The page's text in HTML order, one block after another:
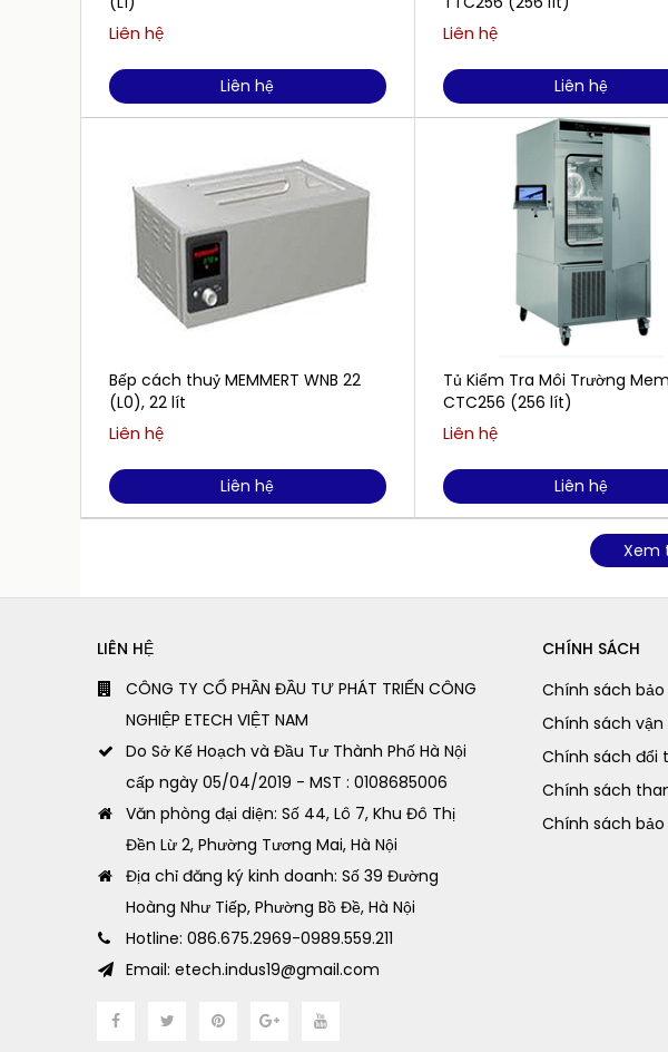
Liên hệ
Liên hệ
Bếp cách thuỷ MEMMERT WNB 22
(L0), 22 lít
Liên hệ
Liên hệ
Liên hệ
Liên hệ
Tủ Kiểm Tra Môi Trường
CTC256 (256 lít)
Liên hệ
Liên hệ
Xem
LIÊN HỆ
CÔNG TY CỔ PHẦN ĐẦU TƯ PHÁT TRIỂN CÔNG
NGHIỆP ETECH VIỆT NAM
Do Sở Kế Hoạch và Đầu Tư Thành Phố Hà Nội
cấp ngày 05/04/2019 - MST : 0108685006
Văn phòng đại diện: Số 44, Lô 7, Khu Đô Thị
Đền Lừ 2, Phường Tương Mai, Hà Nội
Địa chỉ đăng ký kinh doanh: Số 39 Đường
Hoàng Như Tiếp, Phường Bồ Đề, Hà Nội
Hotline: 086.675.2969-0989.559.211
Email: etech.indus19@gmail.com
CHÍNH SÁCH
Chính sách
Chính sách
Chính sách đổi
Chính sách
Chính sách